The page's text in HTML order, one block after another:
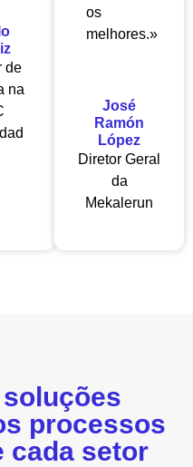
de
na
os
melhores.»
José
Ramón
López
Diretor Geral
da
Mekalerun
processos
cada setor